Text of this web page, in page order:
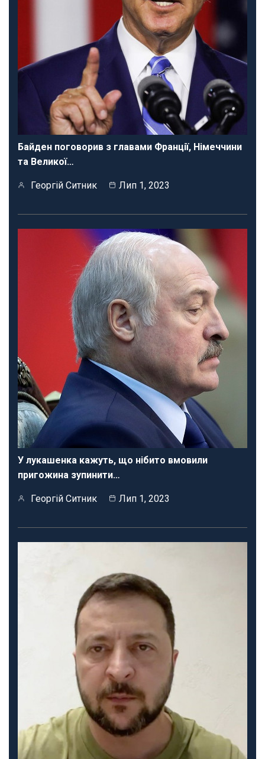
Байден поговорив з главами Франції, Німеччини
та Великої…
Георгій Ситник Лип 1, 2023
У лукашенка кажуть, що нібито вмовили
пригожина зупинити…
Георгій Ситник Лип 1, 2023